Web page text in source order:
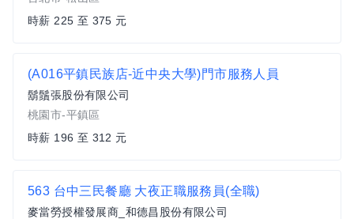
時薪 225 至 375 元
(A016平鎮民族店-近中央大學)門市服務人員
鬍鬚張股份有限公司
桃園市-平鎮區
時薪 196 至 312 元
563 台中三民餐廳 大夜正職服務員(全職)
麥當勞授權發展商_和德昌股份有限公司